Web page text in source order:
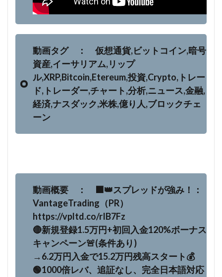
動画タグ ： 仮想通貨,ビットコイン,暗号
資産,イーサリアム,リップ
ル,XRP,Bitcoin,Etereum,投資,Crypto,トレー
ド,トレーダー,チャート,分析,ニュース,金融,
経済,ナスダック,米株,億り人,ブロックチェ
ーン
動画概要 ： ⬛️👑スプレッドが強み！：
VantageTrading（PR）
https://vpltd.co/rIB7Fz
🔴新規登録1.5万円+初回入金120%ボーナス
キャンペーン🚨(条件あり)
→6.2万円入金で15.2万円残高スタート💰
🟢1000倍レバ、追証なし、完全日本語対応